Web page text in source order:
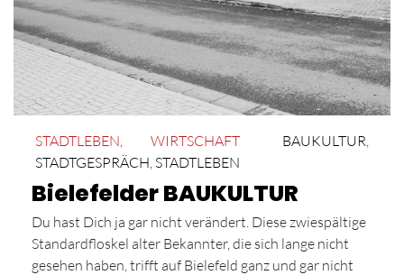
STADTLEBEN WIRTSCHAFT BAUKULTUR
STADTGESPRÄCH STADTLEBEN
Bielefelder BAUKULTUR
Du hast Dich ja gar nicht verändert. Diese zwiespältige
Standardfloskel alter Bekannter, die sich lange nicht
gesehen haben, trifft auf Bielefeld ganz und gar nicht